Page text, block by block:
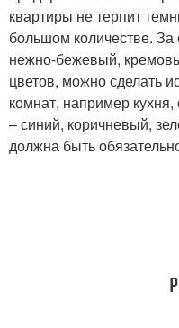
квартиры не терпит
большом количестве.
нежно-бежевый,
цветов, можно сделать
комнат, например
– синий, коричневый,
должна быть